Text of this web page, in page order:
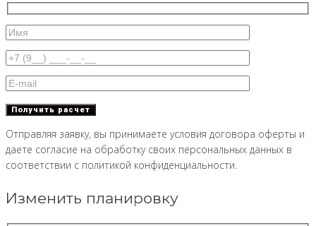
Отправляя заявку, вы принимаете условия договора оферты и
даете согласие на обработку своих персональных данных в
соответствии с политикой конфиденциальности.
Изменить планировку